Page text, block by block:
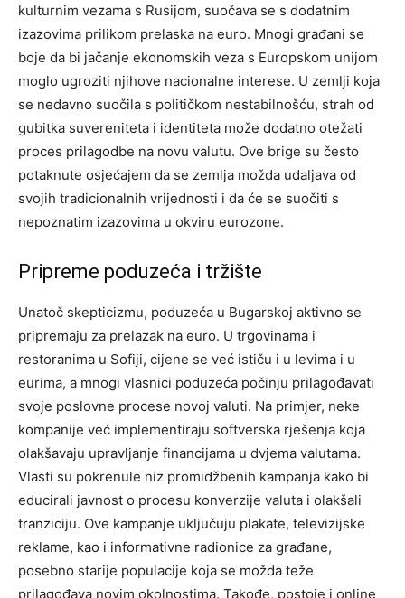
kulturnim vezama s Rusijom, suočava se s dodatnim
izazovima prilikom prelaska na euro. Mnogi građani se
boje da bi jačanje ekonomskih veza s Europskom unijom
moglo ugroziti njihove nacionalne interese. U zemlji koja
se nedavno suočila s političkom nestabilnošću, strah od
gubitka suvereniteta i identiteta može dodatno otežati
proces prilagodbe na novu valutu. Ove brige su često
potaknute osjećajem da se zemlja možda udaljava od
svojih tradicionalnih vrijednosti i da će se suočiti s
nepoznatim izazovima u okviru eurozone.
Pripreme poduzeća i tržište
Unatoč skepticizmu, poduzeća u Bugarskoj aktivno se
pripremaju za prelazak na euro. U trgovinama i
restoranima u Sofiji, cijene se već ističu i u levima i u
eurima, a mnogi vlasnici poduzeća počinju prilagođavati
svoje poslovne procese novoj valuti. Na primjer, neke
kompanije već implementiraju softverska rješenja koja
olakšavaju upravljanje financijama u dvjema valutama.
Vlasti su pokrenule niz promidžbenih kampanja kako bi
educirali javnost o procesu konverzije valuta i olakšali
tranziciju. Ove kampanje uključuju plakate, televizijske
reklame, kao i informativne radionice za građane,
posebno starije populacije koja se možda teže
prilagođava novim okolnostima. Takođe, postoje i online